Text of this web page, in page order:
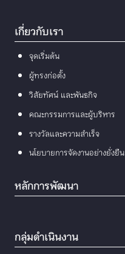
เกี่ยวกับเรา
จุดเริ่มต้น
ผู้ทรงก่อตั้ง
วิสัยทัศน์ และพันธกิจ
คณะกรรมการและผู้บริหาร
รางวัลและความสำเร็จ
นโยบายการจัดงานอย่างยั่งยืน
หลักการพัฒนา
กลุ่มดำเนินงาน